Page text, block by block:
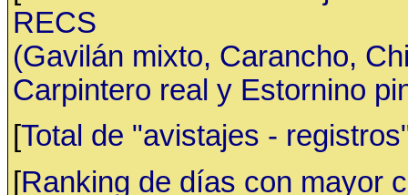
RECS
(Gavilán mixto, Carancho,
Carpintero real y Estornino
[Total de "avistajes -
[Ranking de días con mayor